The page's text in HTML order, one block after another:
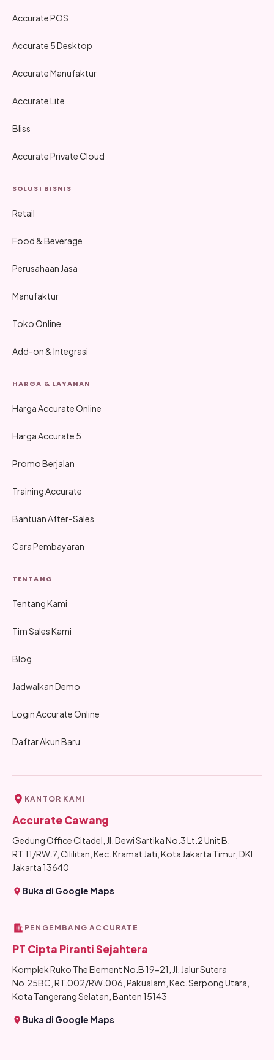
Accurate POS
Accurate 5 Desktop
Accurate Manufaktur
Accurate Lite
Bliss
Accurate Private Cloud
SOLUSI BISNIS
Retail
Food & Beverage
Perusahaan Jasa
Manufaktur
Toko Online
Add-on & Integrasi
HARGA & LAYANAN
Harga Accurate Online
Harga Accurate 5
Promo Berjalan
Training Accurate
Bantuan After-Sales
Cara Pembayaran
TENTANG
Tentang Kami
Tim Sales Kami
Blog
Jadwalkan Demo
Login Accurate Online
Daftar Akun Baru
KANTOR KAMI
Accurate Cawang
Gedung Office Citadel, Jl. Dewi Sartika No.3 Lt.2 Unit B,
RT.11/RW.7, Cililitan, Kec. Kramat Jati, Kota Jakarta Timur, DKI
Jakarta 13640
Buka di Google Maps
PENGEMBANG ACCURATE
PT Cipta Piranti Sejahtera
Komplek Ruko The Element No.B 19-21, Jl. Jalur Sutera
No.25BC, RT.002/RW.006, Pakualam, Kec. Serpong Utara,
Kota Tangerang Selatan, Banten 15143
Buka di Google Maps